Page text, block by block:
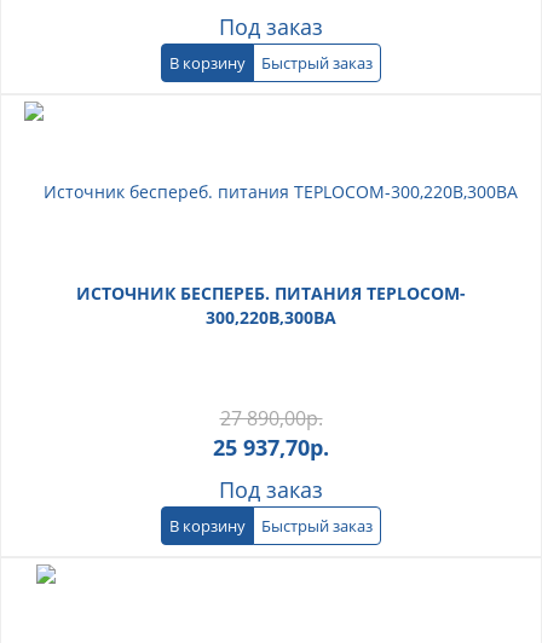
Под заказ
В корзину Быстрый заказ
ИСТОЧНИК БЕСПЕРЕБ. ПИТАНИЯ TEPLOCOM-
300,220B,300BA
27 890,00р.
25 937,70р.
Под заказ
В корзину Быстрый заказ